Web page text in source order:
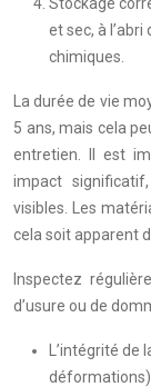
et sec, à
chimiques.
La durée de vie
5 ans, mais cela
entretien. Il est
impact
visibles. Les
cela soit apparent
Inspectez
d’usure ou de
L’intégrité de
déformations)